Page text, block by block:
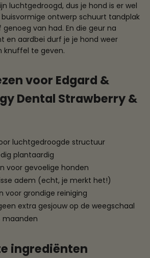
luchtgedroogd, dus je hond is er wel
ontwerp schuurt tandplak
van had. En die geur na
en aardbei durf je je hond weer
knuffel te geven.
voor Edgard &
Dental Strawberry &
luchtgedroogde structuur
plantaardig
voor gevoelige honden
adem (echt, je merkt het!)
voor grondige reiniging
extra gesjouw op de weegschaal
maanden
ingrediënten